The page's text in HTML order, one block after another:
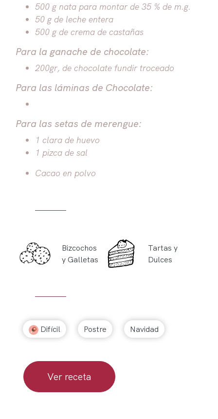
500 g nata para montar de 35 % de m.g.
50 g de leche entera
500 g de crema de castañas
Para la ganache de chocolate:
200gr, de chocolate fundir troceado
Para las láminas de Chocolate:
Para las setas de merengue:
1 clara de huevo
1 pizca de sal
Cacao en polvo
Bizcochos
y Galletas
Tartas y
Dulces
Difícil Postre Navidad
Ver receta